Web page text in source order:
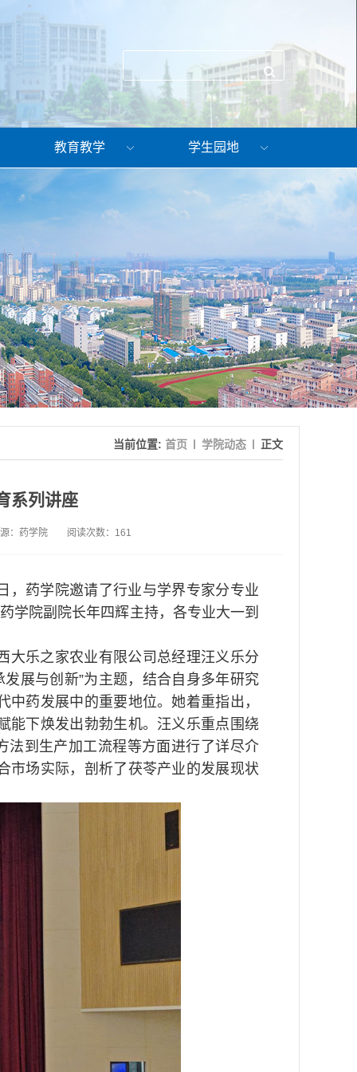
教育教学 学生园地
当前位置: 首页 学院动态 正文
系列讲座
：药学院 阅读次数： 161
，药学院邀请了行业与学界专家分专业
学院副院长年四辉主持，各专业大一到
大乐之家农业有限公司总经理汪义乐分
展与创新”为主题，结合自身多年研究
药发展中的重要地位。她着重指出，
下焕发出勃勃生机。 汪义乐重点围绕
法到生产加工流程等方面进行了详尽介
市场实际，剖析了茯苓产业的发展现状